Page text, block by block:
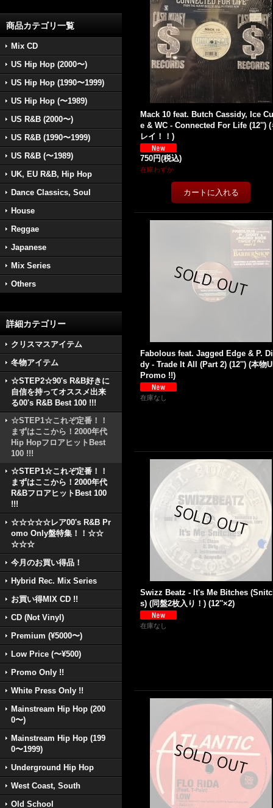
商品カテゴリ一覧
Mix CD
US Hip Hop (2000〜)
US Hip Hop (1990〜1999)
US Hip Hop (〜1989)
US R&B (2000〜)
US R&B (1990〜1999)
US R&B (〜1989)
UK, EU R&B, Hip Hop
Dance Classics, Soul
House
Reggae
Japanese
Mix Series
Others
詳細カテゴリー
クリスマスアイテム
冬物アイテム
☆STEP2☆90's R&B好きに
自信を持ってオススメ出来
る00's R&B Best 100 !!!
☆STEP1☆これぞ定番！！
まずはここから！2000年代
Hip HopフロアヒットBest
100 !!!
☆STEP1☆これぞ定番！！
まずはここから！2000年代
R&BフロアヒットBest 100
!!!
☆☆☆☆☆レア00's R&B Pr
omo Only盤特集！！☆☆
☆☆☆
今月のお買い得品！
Hybrid Rec. Mix Series
お買い得MIX CD !!
CD (Not Vinyl)
Premium (¥5000〜)
Low Price (〜¥500)
Promo Only !!
White Press Only !!
Mainstream Hip Hop (200
0〜)
Mainstream Hip Hop (199
0〜1999)
Underground Hip Hop
West Coast, South
Old School
Mack 10 feat. Butch Cassidy, Ice
e & WC - Connected For Life (12'') (
レイ！！)
750円(税込)
在庫わずか
Fabolous feat. Jagged Edge & P.
dy - Trade It All (Part 2) (12'') (本物
Promo !!)
在庫なし
Swizz Beatz - It's Me Bitches
s) (同盤2枚入り！) (12''×2)
在庫なし